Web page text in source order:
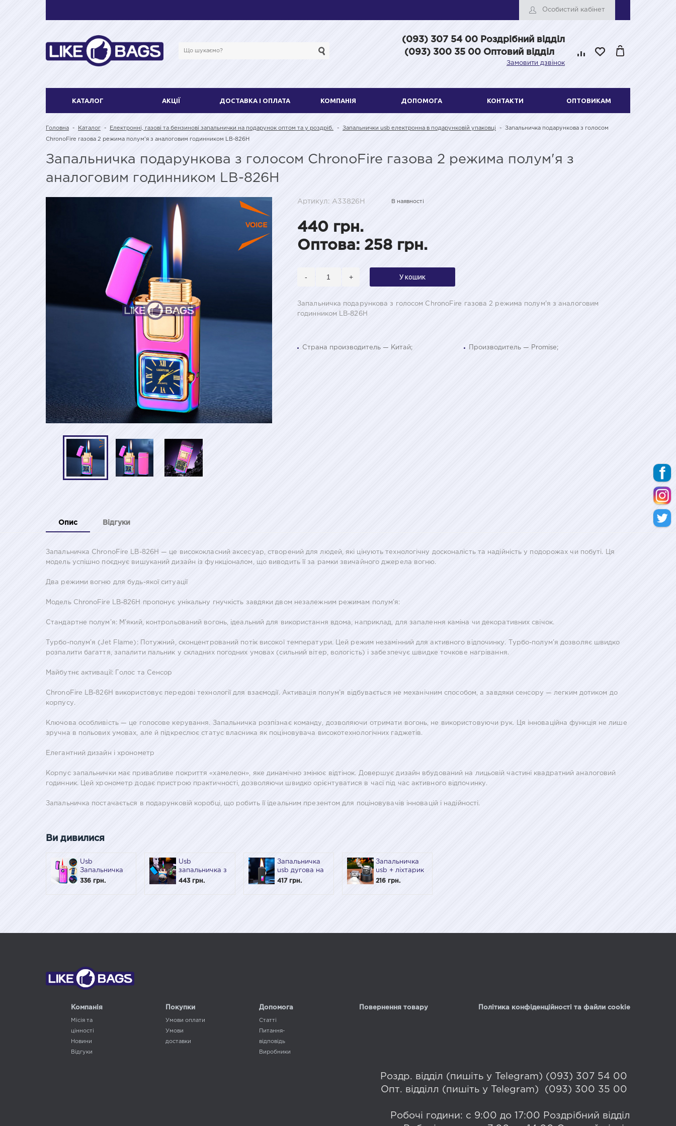
Особистий кабінет
(093) 307 54 00 Роздрібний відділ
(093) 300 35 00 Оптовий відділ
Замовити дзвінок
КАТАЛОГ АКЦІЇ ДОСТАВКА І ОПЛАТА КОМПАНІЯ ДОПОМОГА КОНТАКТИ ОПТОВИКАМ
Головна - Каталог - Електронні, газові та бензинові запальнички на подарунок оптом та у роздріб. - Запальнички usb електронна в подарунковій упаковці - Запальничка подарункова з голосом
ChronoFire газова 2 режима полум'я з аналоговим годинником LB-826H
Запальничка подарункова з голосом ChronoFire газова 2 режима полум'я з
аналоговим годинником LB-826H
Артикул: A33826H В наявності
440 грн.
Оптова: 258 грн.
- + У кошик
Запальничка подарункова з голосом ChronoFire газова 2 режима полум'я з аналоговим
годинником LB-826H
Страна производитель — Китай; Производитель — Promise;
Опис Відгуки
Запальничка ChronoFire LB-826H — це висококласний аксесуар, створений для людей, які цінують технологічну досконалість та надійність у подорожах чи побуті. Ця
модель успішно поєднує вишуканий дизайн із функціоналом, що виводить її за рамки звичайного джерела вогню.
Два режими вогню для будь-якої ситуації
Модель ChronoFire LB-826H пропонує унікальну гнучкість завдяки двом незалежним режимам полум’я:
Стандартне полум’я: М’який, контрольований вогонь, ідеальний для використання вдома, наприклад, для запалення каміна чи декоративних свічок.
Турбо-полум’я (Jet Flame): Потужний, сконцентрований потік високої температури. Цей режим незамінний для активного відпочинку. Турбо-полум’я дозволяє швидко
розпалити багаття, запалити пальник у складних погодних умовах (сильний вітер, вологість) і забезпечує швидке точкове нагрівання.
Майбутнє активації: Голос та Сенсор
ChronoFire LB-826H використовує передові технології для взаємодії. Активація полум’я відбувається не механічним способом, а завдяки сенсору — легким дотиком до
корпусу.
Ключова особливість — це голосове керування. Запальничка розпізнає команду, дозволяючи отримати вогонь, не використовуючи рук. Ця інноваційна функція не лише
зручна в польових умовах, але й підкреслює статус власника як поціновувача високотехнологічних гаджетів.
Елегантний дизайн і хронометр
Корпус запальнички має привабливе покриття «хамелеон», яке динамічно змінює відтінок. Довершує дизайн вбудований на лицьовій частині квадратний аналоговий
годинник. Цей хронометр додає пристрою практичності, дозволяючи швидко орієнтуватися в часі під час активного відпочинку.
Запальничка постачається в подарунковій коробці, що робить її ідеальним презентом для поціновувачів інновацій і надійності.
Ви дивилися
Usb
Запальничка
символіка
336 грн.
Usb
запальничка з
годинником
443 грн.
Запальничка
usb дугова на
7 конфорки з
417 грн.
Запальничка
usb + ліхтарик
"найкращому
216 грн.
Компанія
Місія та
цінності
Новини
Відгуки
Покупки
Умови оплати
Умови
доставки
Допомога
Статті
Питання-
відповідь
Виробники
Повернення товару Політика конфіденційності та файли cookie
Роздр. відділ (пишіть у Telegram) (093) 307 54 00
Опт. відділл (пишіть у Telegram) (093) 300 35 00
Робочі години: с 9:00 до 17:00 Роздрібний відділ